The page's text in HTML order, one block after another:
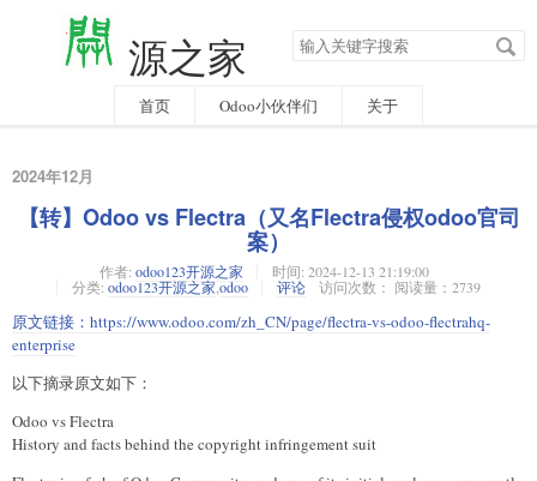
源之家 搜
索
字
首页 Odoo小伙伴们 关于
2024年12月
【转】Odoo vs Flectra（又名Flectra侵权odoo官司
案）
作者: odoo123开源之家 时间: 2024-12-13 21:19:00
分类: odoo123开源之家 odoo 评论 访问次数： 阅读量：2739
原文链接： https://www.odoo.com/zh_CN/page/flectra-vs-odoo-flectrahq-
enterprise
以下摘录原文如下：
Odoo vs Flectra
History and facts behind the copyright infringement suit